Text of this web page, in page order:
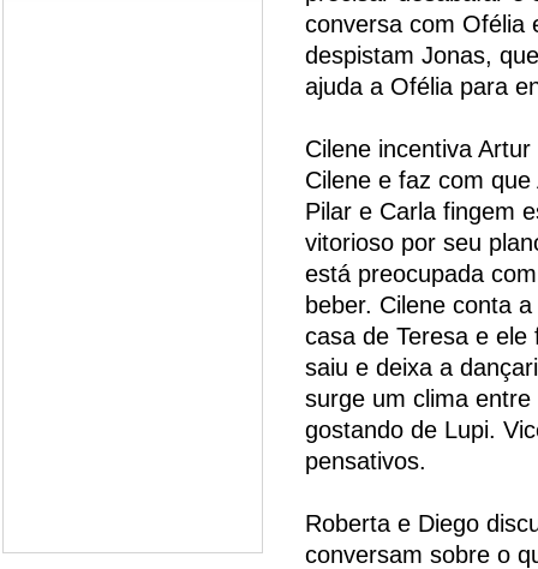
conversa com Ofélia
despistam Jonas,
ajuda a Ofélia para
Cilene incentiva
Cilene e faz com
Pilar e Carla fingem
vitorioso por seu
está preocupada
beber. Cilene conta
casa de Teresa e
saiu e deixa a
surge um clima
gostando de Lupi.
pensativos.
Roberta e Diego
conversam sobre o